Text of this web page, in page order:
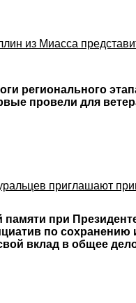
из Миасса
регионального
провели для
приглашают
при
по
вклад в общее